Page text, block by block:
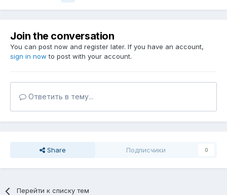
Join the conversation
You can post now and register later. If you have an account,
sign in now to post with your account.
Ответить в тему...
Share Подписчики 0
Перейти к списку тем